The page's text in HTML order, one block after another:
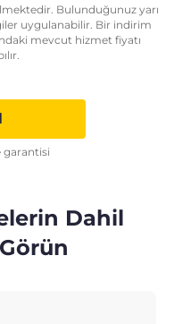
Bulunduğunuz yarı
uygulanabilir. Bir indirim
mevcut hizmet fiyatı
garantisi
Dahil